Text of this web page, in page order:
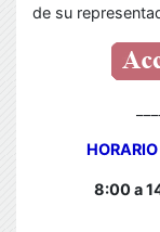
de su
8:00 a